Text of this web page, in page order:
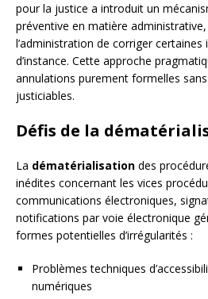
pour la justice a introduit un
préventive en matière
l’administration de corriger
d’instance. Cette approche
annulations purement formelles
justiciables.
Défis de la
La dématérialisation des
inédites concernant les vices
communications électroniques,
notifications par voie électronique
formes potentielles d’irrégularités :
Problèmes techniques
numériques